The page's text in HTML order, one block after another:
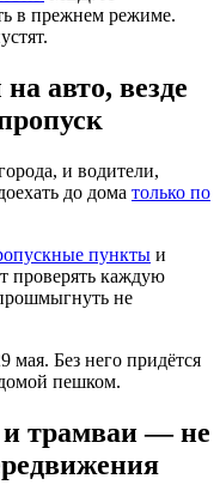
в прежнем режиме.
авто, везде
и водители,
до дома только по
пункты и
проверять каждую
не
Без него придётся
пешком.
трамваи — не